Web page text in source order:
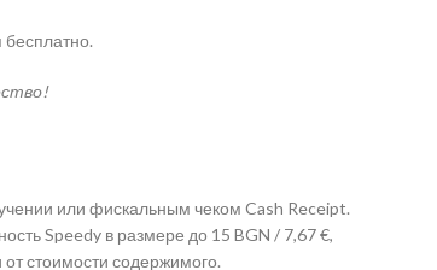
бесплатно.
или фискальным чеком Cash Receipt.
Speedy в размере до 15 BGN / 7,67 €,
стоимости содержимого.